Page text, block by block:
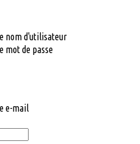
nom d'utilisateur
mot de passe
e-mail